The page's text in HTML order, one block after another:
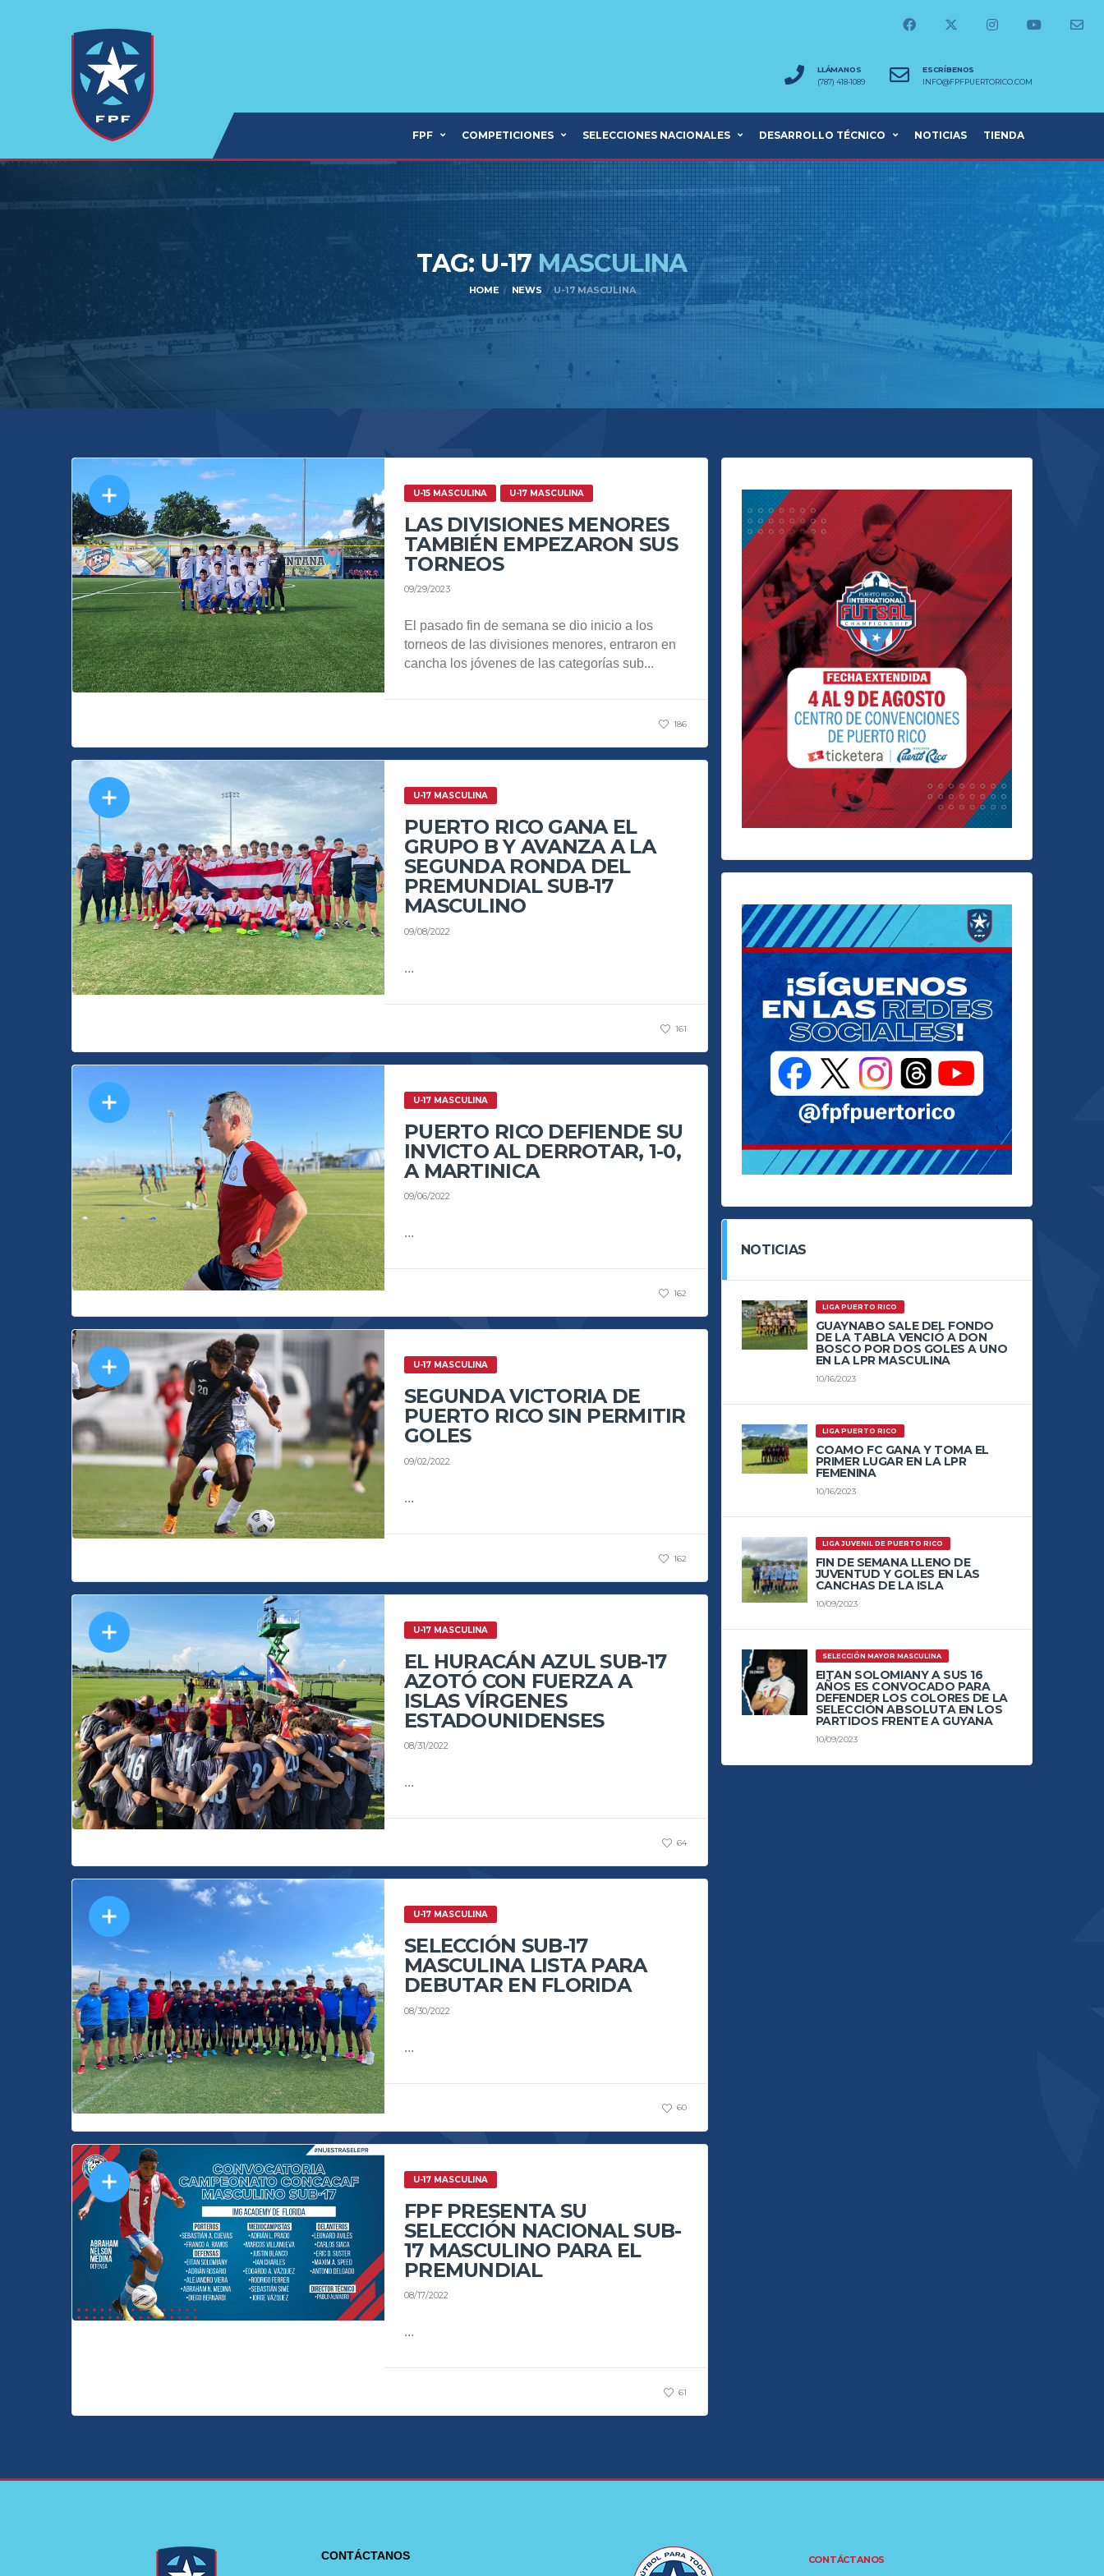
LLÁMANOS
(787) 418-1089
ESCRÍBENOS
INFO@FPFPUERTORICO.COM
FPF COMPETICIONES SELECCIONES NACIONALES DESARROLLO TÉCNICO NOTICIAS TIENDA
TAG: U-17 MASCULINA
HOME NEWS U-17 MASCULINA
U-15 MASCULINA U-17 MASCULINA
LAS DIVISIONES MENORES
TAMBIÉN EMPEZARON SUS
TORNEOS
09/29/2023
El pasado fin de semana se dio inicio a los
torneos de las divisiones menores, entraron en
cancha los jóvenes de las categorías sub...
186
U-17 MASCULINA
PUERTO RICO GANA EL
GRUPO B Y AVANZA A LA
SEGUNDA RONDA DEL
PREMUNDIAL SUB-17
MASCULINO
09/08/2022
...
161
U-17 MASCULINA
PUERTO RICO DEFIENDE SU
INVICTO AL DERROTAR, 1-0,
A MARTINICA
09/06/2022
...
162
U-17 MASCULINA
SEGUNDA VICTORIA DE
PUERTO RICO SIN PERMITIR
GOLES
09/02/2022
...
162
U-17 MASCULINA
EL HURACÁN AZUL SUB-17
AZOTÓ CON FUERZA A
ISLAS VÍRGENES
ESTADOUNIDENSES
08/31/2022
...
64
U-17 MASCULINA
SELECCIÓN SUB-17
MASCULINA LISTA PARA
DEBUTAR EN FLORIDA
08/30/2022
...
60
U-17 MASCULINA
FPF PRESENTA SU
SELECCIÓN NACIONAL SUB-
17 MASCULINO PARA EL
PREMUNDIAL
08/17/2022
...
61
NOTICIAS
LIGA PUERTO RICO
GUAYNABO SALE DEL FONDO
DE LA TABLA VENCIÓ A DON
BOSCO POR DOS GOLES A UNO
EN LA LPR MASCULINA
10/16/2023
LIGA PUERTO RICO
COAMO FC GANA Y TOMA EL
PRIMER LUGAR EN LA LPR
FEMENINA
10/16/2023
LIGA JUVENIL DE PUERTO RICO
FIN DE SEMANA LLENO DE
JUVENTUD Y GOLES EN LAS
CANCHAS DE LA ISLA
10/09/2023
SELECCIÓN MAYOR MASCULINA
EITAN SOLOMIANY A SUS 16
AÑOS ES CONVOCADO PARA
DEFENDER LOS COLORES DE LA
SELECCIÓN ABSOLUTA EN LOS
PARTIDOS FRENTE A GUYANA
10/09/2023
CONTÁCTANOS CONTÁCTANOS